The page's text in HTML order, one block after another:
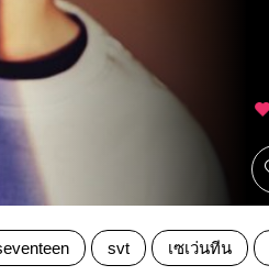
svt เซเว่นทีน